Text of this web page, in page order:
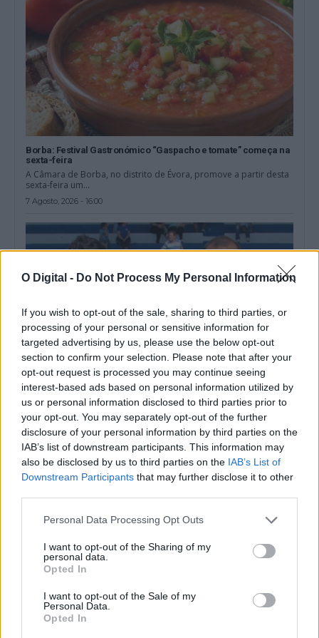
O Digital - Do Not Process My Personal Information
If you wish to opt-out of the sale, sharing to third parties, or
processing of your personal or sensitive information for
targeted advertising by us, please use the below opt-out
section to confirm your selection. Please note that after your
opt-out request is processed you may continue seeing
interest-based ads based on personal information utilized by
us or personal information disclosed to third parties prior to
your opt-out. You may separately opt-out of the further
disclosure of your personal information by third parties on the
IAB’s list of downstream participants. This information may
also be disclosed by us to third parties on the IAB’s List of
Downstream Participants that may further disclose it to other
Personal Data Processing Opt Outs
I want to opt-out of the Sharing of my
personal data.
Opted In
I want to opt-out of the Sale of my
Personal Data.
Opted In
Borba: Festival Gastronómico “Gaspacho e tomate” começa na
sexta-feira
A Câmara de Borba, no distrito de Évora, promove a partir desta
sexta-feira um...
7 Agosto, 2026 - 16:00
Arbitragem: Luís Godinho nomeado para jogo do Porto, Pedro
Ramalho no encontro do Benfica
A Federação Portuguesa de Futebol (FPF) divulgou as nomeações
dos árbitros para a jornada...
6 Agosto, 2026 - 11:29